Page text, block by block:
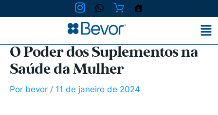
conteúdo
O Poder dos Suplementos na
Saúde da Mulher
Por bevor / 11 de janeiro de 2024